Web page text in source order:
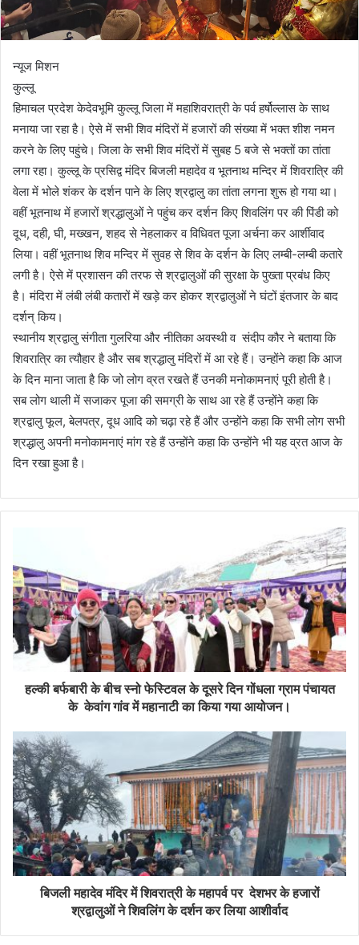
न्यूज मिशन
कुल्लू
हिमाचल प्रदेश केदेवभूमि कुल्लू जिला में महाशिवरात्री के पर्व हर्षोल्लास के साथ
मनाया जा रहा है। ऐसे में सभी शिव मंदिरों में हजारों की संख्या में भक्त शीश नमन
करने के लिए पहुंचे। जिला के सभी शिव मंदिरों में सुबह 5 बजे से भक्तों का तांता
लगा रहा। कुल्लू के प्रसिद्व मंदिर बिजली महादेव व भूतनाथ मन्दिर में शिवरात्रि की
वेला में भोले शंकर के दर्शन पाने के लिए श्रद्वालु का तांता लगना शुरू हो गया था।
वहीं भूतनाथ में हजारों श्रद्धालुओं ने पहुंच कर दर्शन किए शिवलिंग पर की पिंडी को
दूध, दही, घी, मख्खन, शहद से नेहलाकर व विधिवत पूजा अर्चना कर आर्शीवाद
लिया। वहीं भूतनाथ शिव मन्दिर में सुवह से शिव के दर्शन के लिए लम्बी-लम्बी कतारे
लगी है। ऐसे में प्रशासन की तरफ से श्रद्वालुओं की सुरक्षा के पुख्ता प्रबंध किए
है। मंदिरा में लंबी लंबी कतारों में खड़े कर होकर श्रद्वालुओं ने घंटों इंतजार के बाद
दर्शन् किय।
स्थानीय श्रद्वालु संगीता गुलरिया और नीतिका अवस्थी व संदीप कौर ने बताया कि
शिवरात्रि का त्यौहार है और सब श्रद्धालु मंदिरों में आ रहे हैं। उन्होंने कहा कि आज
के दिन माना जाता है कि जो लोग व्रत रखते हैं उनकी मनोकामनाएं पूरी होती है।
सब लोग थाली में सजाकर पूजा की समग्री के साथ आ रहे हैं उन्होंने कहा कि
श्रद्वालु फूल, बेलपत्र, दूध आदि को चढ़ा रहे हैं और उन्होंने कहा कि सभी लोग सभी
श्रद्धालु अपनी मनोकामनाएं मांग रहे हैं उन्होंने कहा कि उन्होंने भी यह व्रत आज के
दिन रखा हुआ है।
हल्की बर्फबारी के बीच स्नो फेस्टिवल के दूसरे दिन गोंधला ग्राम पंचायत
के केवांग गांव में महानाटी का किया गया आयोजन।
बिजली महादेव मंदिर में शिवरात्री के महापर्व पर देशभर के हजारों
श्रद्वालुओं ने शिवलिंग के दर्शन कर लिया आशीर्वाद